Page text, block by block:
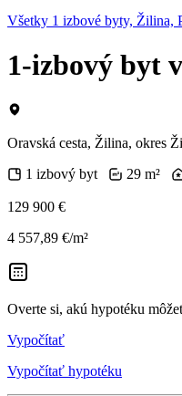
Všetky 1 izbové byty, Žilina,
1-izbový byt
Oravská cesta, Žilina, okres
1 izbový byt
29 m²
129 900 €
4 557,89 €/m²
Overte si, akú hypotéku
Vypočítať
Vypočítať hypotéku